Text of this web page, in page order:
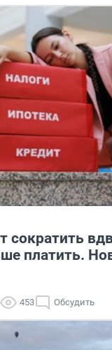
сократить
платить.
453 Обсудить